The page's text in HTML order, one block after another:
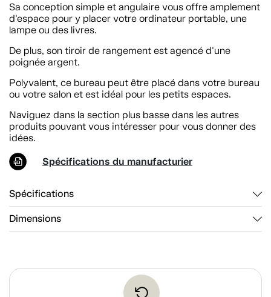
Sa conception simple et angulaire vous offre amplement
d'espace pour y placer votre ordinateur portable, une
lampe ou des livres.
De plus, son tiroir de rangement est agencé d'une
poignée argent.
Polyvalent, ce bureau peut être placé dans votre bureau
ou votre salon et est idéal pour les petits espaces.
Naviguez dans la section plus basse dans les autres
produits pouvant vous intéresser pour vous donner des
idées.
Spécifications du manufacturier
Spécifications
Dimensions